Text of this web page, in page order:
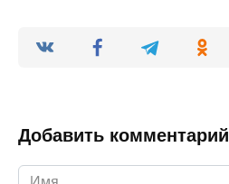
Добавить комментарий
Имя